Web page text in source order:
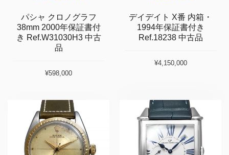
パシャ クロノグラフ
38mm 2000年保証書付
き Ref.W31030H3 中古
品
¥598,000
デイデイト X番 内箱・
1994年保証書付き
Ref.18238 中古品
¥4,150,000